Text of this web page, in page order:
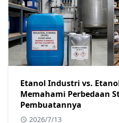
Etanol Industri vs.
Memahami Perbedaan
Pembuatannya
2026/7/13